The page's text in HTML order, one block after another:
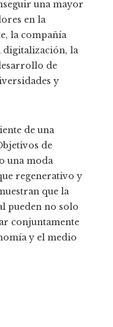
una mayor
en la
la compañía
digitalización, la
de
y
de una
de
una moda
regenerativo y
que la
pueden no solo
conjuntamente
y el medio